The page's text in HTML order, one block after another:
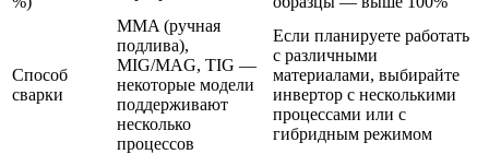
Способ
сварки
MMA (ручная
подлива),
MIG/MAG, TIG —
некоторые модели
поддерживают
несколько
процессов
Если планируете работать
с различными
материалами, выбирайте
инвертор с несколькими
процессами или с
гибридным режимом